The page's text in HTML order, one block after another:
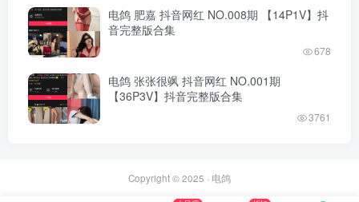
电鸽 肥嘉 抖音网红 NO.008期 【14P1V】抖
音完整版合集
678
电鸽 张张很飒 抖音网红 NO.001期
【36P3V】抖音完整版合集
3761
Copyright © 2025 · 电鸽